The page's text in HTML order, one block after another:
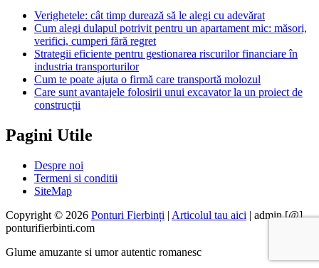
Verighetele: cât timp durează să le alegi cu adevărat
Cum alegi dulapul potrivit pentru un apartament mic: măsori,
verifici, cumperi fără regret
Strategii eficiente pentru gestionarea riscurilor financiare în
industria transporturilor
Cum te poate ajuta o firmă care transportă molozul
Care sunt avantajele folosirii unui excavator la un proiect de
construcții
Pagini Utile
Despre noi
Termeni si conditii
SiteMap
Copyright © 2026 Ponturi Fierbinți | Articolul tau aici | admin [@]
ponturifierbinti.com
Glume amuzante si umor autentic romanesc